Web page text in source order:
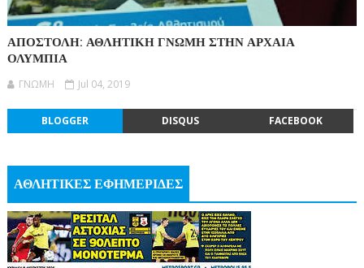
ΑΠΟΣΤΟΛΗ: ΑΘΛΗΤΙΚΗ ΓΝΩΜΗ ΣΤΗΝ ΑΡΧΑΙΑ
ΟΛΥΜΠΙΑ
ΓΝΩΜΗ Jul 04, 2019
BLOGGER DISQUS FACEBOOK
ΑΘΛΗΤΙΚΕΣ ΕΦΗΜΕΡΙΔΕΣ